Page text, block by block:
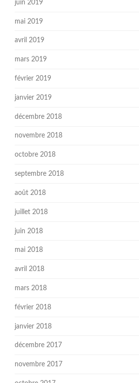
juin 2019
mai 2019
avril 2019
mars 2019
février 2019
janvier 2019
décembre 2018
novembre 2018
octobre 2018
septembre 2018
août 2018
juillet 2018
juin 2018
mai 2018
avril 2018
mars 2018
février 2018
janvier 2018
décembre 2017
novembre 2017